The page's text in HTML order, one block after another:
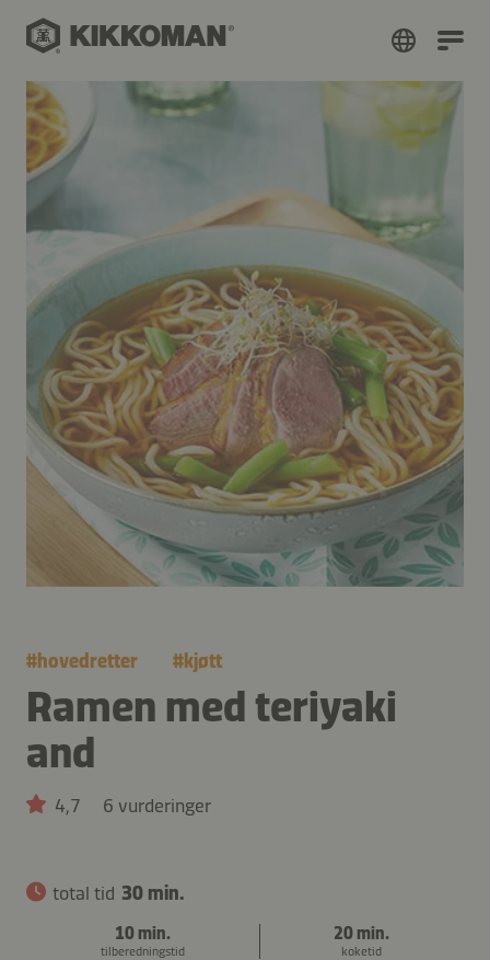
#hovedretter #kjøtt
Ramen med teriyaki
and
4,7 6 vurderinger
total tid 30 min.
10 min.
tilberedningstid
20 min.
koketid